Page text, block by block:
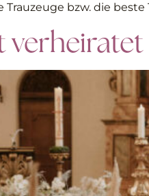
bzw. die